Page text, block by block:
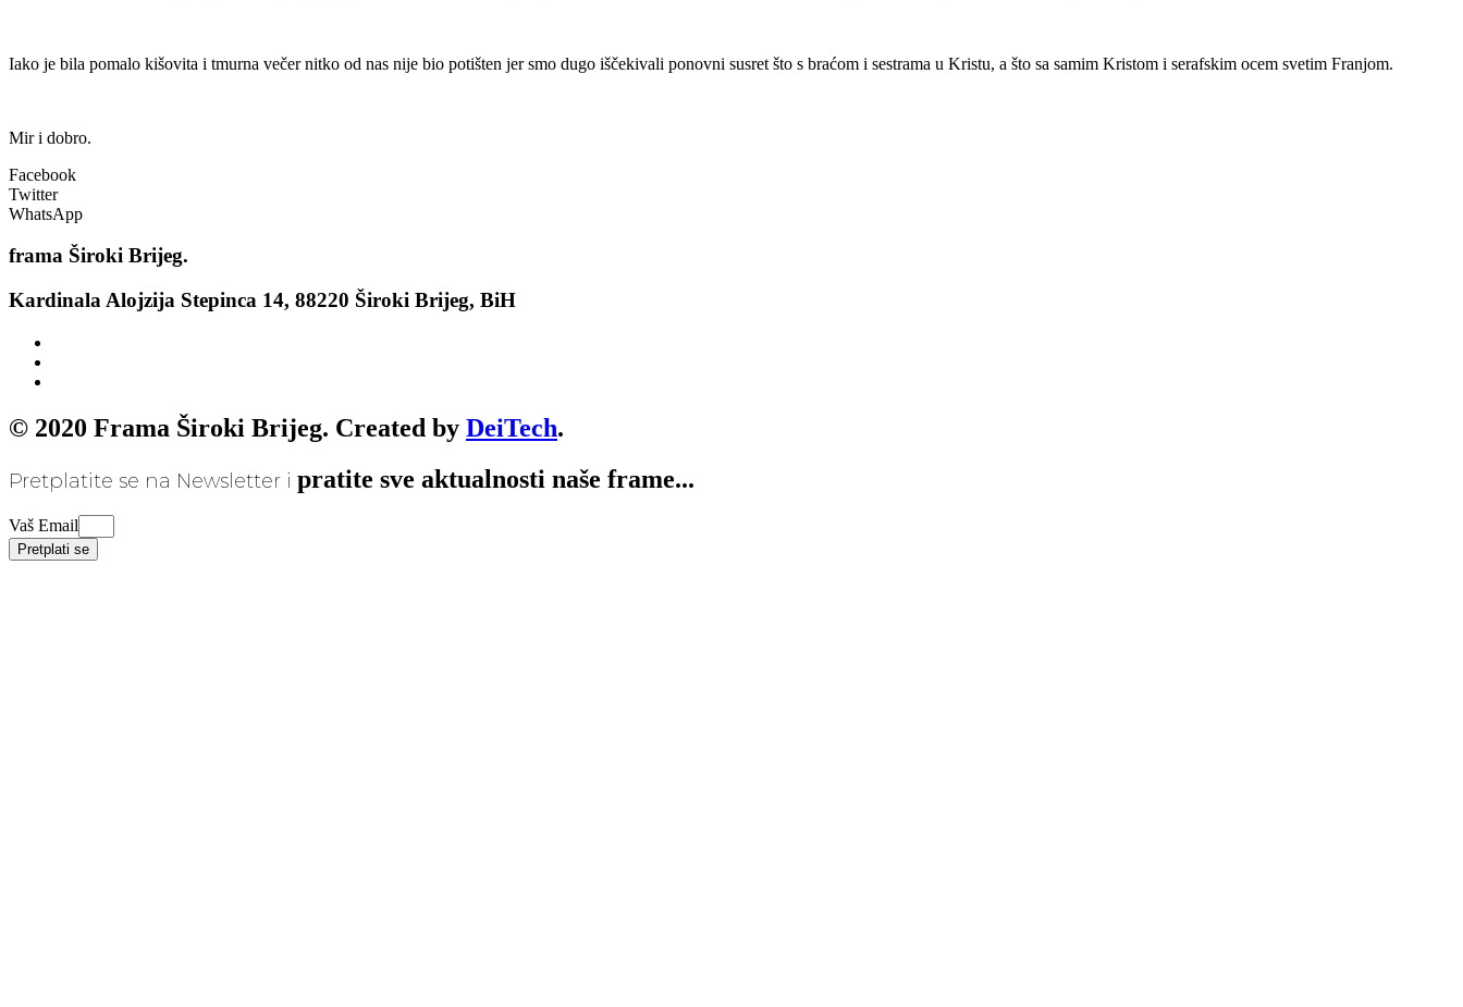
Iako je bila pomalo kišovita i tmurna večer nitko od nas nije bio potišten jer smo dugo iščekivali ponovni susret što s braćom i sestrama u Kristu, a što sa samim Kristom i serafskim ocem svetim Franjom.
Mir i dobro.
Facebook
Twitter
WhatsApp
frama Široki Brijeg.
Kardinala Alojzija Stepinca 14, 88220 Široki Brijeg, BiH
© 2020 Frama Široki Brijeg. Created by DeiTech.
Pretplatite se na Newsletter i pratite sve aktualnosti naše frame...
Vaš Email
Pretplati se